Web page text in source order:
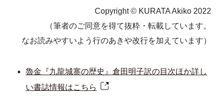
Copyright © KURATA Akiko 2022
（筆者のご同意を得て抜粋・転載しています。
なお読みやすいよう行のあきや改行を加えています）
魯金『九龍城寨の歴史』倉田明子訳の目次ほか詳し
い書誌情報はこちら